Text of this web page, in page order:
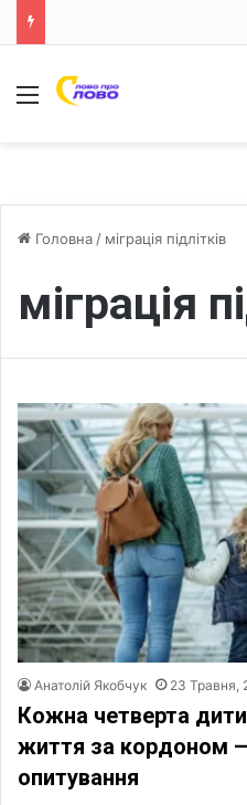
Меню
Головна / міграція підлітків
міграція
Анатолій Якобчук 23 Травня,
Кожна четверта
життя за кордоном
опитування